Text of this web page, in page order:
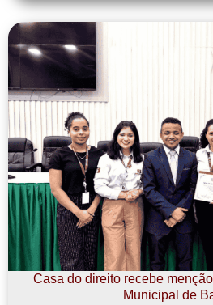
Casa do direito recebe
Municipal de